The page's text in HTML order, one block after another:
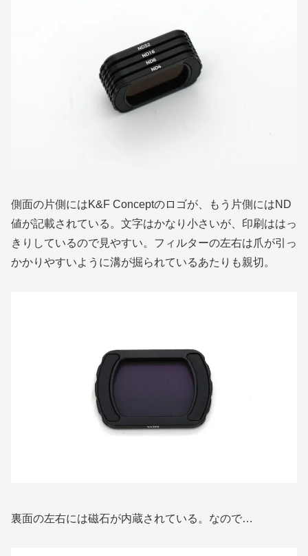
側面の片側にはK&F Conceptのロゴが、もう片側にはND
値が記載されている。文字はかなり小さいが、印刷ははっ
きりしているので見やすい。フィルターの左右は爪が引っ
かかりやすいように溝が掘られているあたりも親切。
裏面の左右には磁石が内蔵されている。なので…